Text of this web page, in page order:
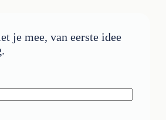
je mee, van eerste idee